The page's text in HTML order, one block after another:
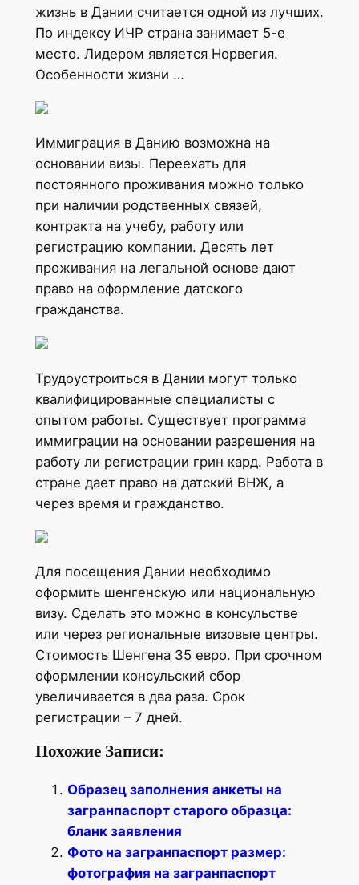
жизнь в Дании считается одной из лучших.
По индексу ИЧР страна занимает 5-е
место. Лидером является Норвегия.
Особенности жизни …
Иммиграция в Данию возможна на
основании визы. Переехать для
постоянного проживания можно только
при наличии родственных связей,
контракта на учебу, работу или
регистрацию компании. Десять лет
проживания на легальной основе дают
право на оформление датского
гражданства.
Трудоустроиться в Дании могут только
квалифицированные специалисты с
опытом работы. Существует программа
иммиграции на основании разрешения на
работу ли регистрации грин кард. Работа в
стране дает право на датский ВНЖ, а
через время и гражданство.
Для посещения Дании необходимо
оформить шенгенскую или национальную
визу. Сделать это можно в консульстве
или через региональные визовые центры.
Стоимость Шенгена 35 евро. При срочном
оформлении консульский сбор
увеличивается в два раза. Срок
регистрации – 7 дней.
Похожие Записи:
Образец заполнения анкеты на
загранпаспорт старого образца:
бланк заявления
Фото на загранпаспорт размер:
фотография на загранпаспорт